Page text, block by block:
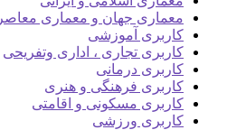
معماری جهان و معماری معاصر
کاربری آموزشی
کاربری تجاری ، اداری وتفریحی
کاربری درمانی
کاربری فرهنگی و هنری
کاربری مسکونی و اقامتی
کاربری ورزشی